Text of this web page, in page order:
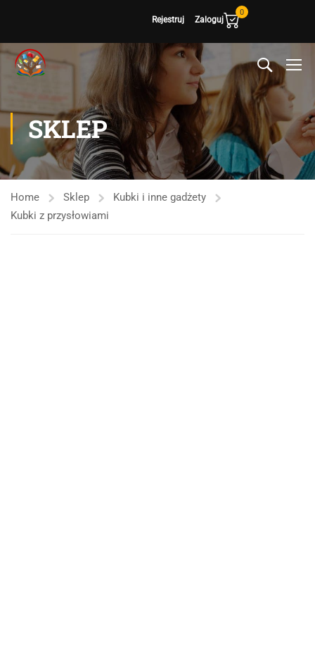
Rejestruj Zaloguj
0
SKLEP
Home Sklep
Kubki i inne gadżety
Kubki z przysłowiami